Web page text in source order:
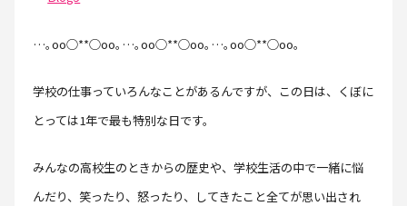
…｡oо○**○оo｡…｡oо○**○оo｡…｡oо○**○оo｡
学校の仕事っていろんなことがあるんですが、この日は、くぼに
とっては1年で最も特別な日です。
みんなの高校生のときからの歴史や、学校生活の中で一緒に悩
んだり、笑ったり、怒ったり、してきたこと全てが思い出され